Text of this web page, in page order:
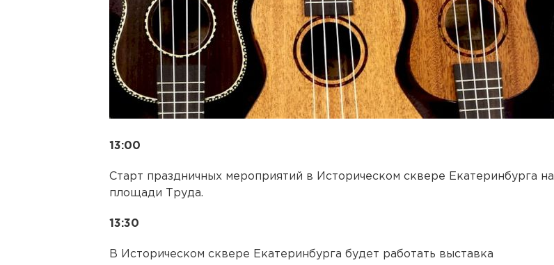
13:00
Старт праздничных мероприятий в Историческом сквере Екатеринбурга на
площади Труда.
13:30
В Историческом сквере Екатеринбурга будет работать выставка